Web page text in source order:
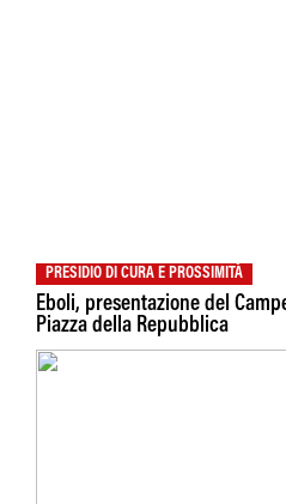
PRESIDIO DI CURA E PROSSIMITÀ
Eboli, presentazione del
Piazza della Repubblica